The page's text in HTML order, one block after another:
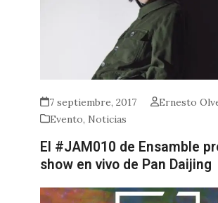
7 septiembre, 2017
Ernesto
Evento, Noticias
El #JAM010 de Ensamble
show en vivo de Pan Daijing